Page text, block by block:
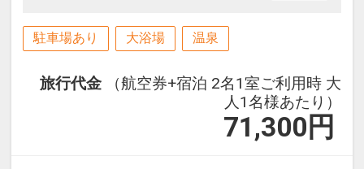
駐車場あり 大浴場 温泉
旅行代金
（航空券+宿泊 2名1室ご利用時 大
人1名様あたり）
71,300 円